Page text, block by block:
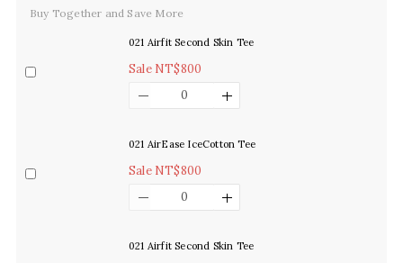
Buy Together and Save More
021 Airfit Second Skin Tee
Sale NT$800
021 AirEase IceCotton Tee
Sale NT$800
021 Airfit Second Skin Tee